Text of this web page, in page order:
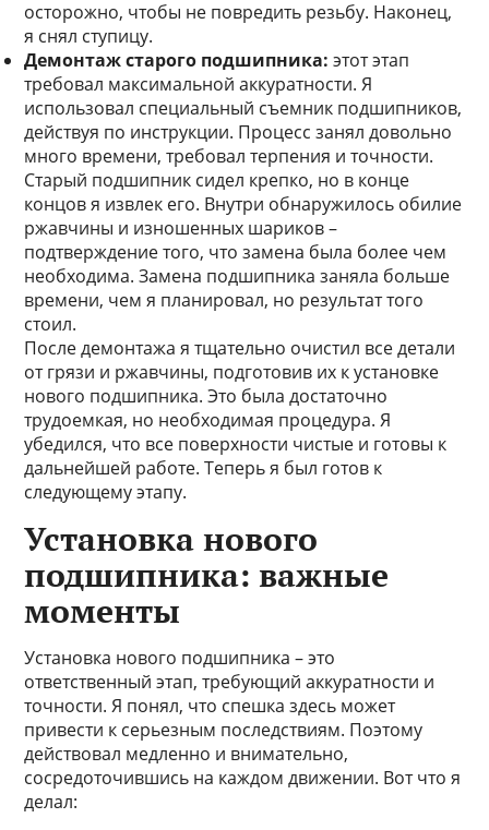
осторожно, чтобы не повредить резьбу. Наконец,
я снял ступицу.
Демонтаж старого подшипника: этот этап
требовал максимальной аккуратности. Я
использовал специальный съемник подшипников,
действуя по инструкции. Процесс занял довольно
много времени, требовал терпения и точности.
Старый подшипник сидел крепко, но в конце
концов я извлек его. Внутри обнаружилось обилие
ржавчины и изношенных шариков –
подтверждение того, что замена была более чем
необходима. Замена подшипника заняла больше
времени, чем я планировал, но результат того
стоил.
После демонтажа я тщательно очистил все детали
от грязи и ржавчины, подготовив их к установке
нового подшипника. Это была достаточно
трудоемкая, но необходимая процедура. Я
убедился, что все поверхности чистые и готовы к
дальнейшей работе. Теперь я был готов к
следующему этапу.
Установка нового
подшипника: важные
моменты
Установка нового подшипника – это
ответственный этап, требующий аккуратности и
точности. Я понял, что спешка здесь может
привести к серьезным последствиям. Поэтому
действовал медленно и внимательно,
сосредоточившись на каждом движении. Вот что я
делал: